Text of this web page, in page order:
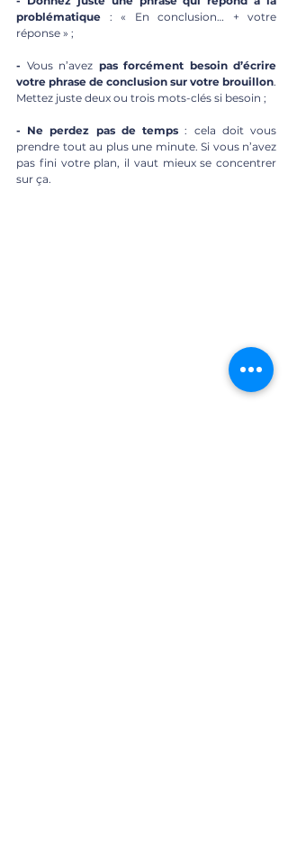
problématique : « En conclusion… + votre
réponse » ;
- Vous n’avez pas forcément besoin d’écrire
votre phrase de conclusion sur votre brouillon.
Mettez juste deux ou trois mots-clés si besoin ;
- Ne perdez pas de temps : cela doit vous
prendre tout au plus une minute. Si vous n’avez
pas fini votre plan, il vaut mieux se concentrer
sur ça.